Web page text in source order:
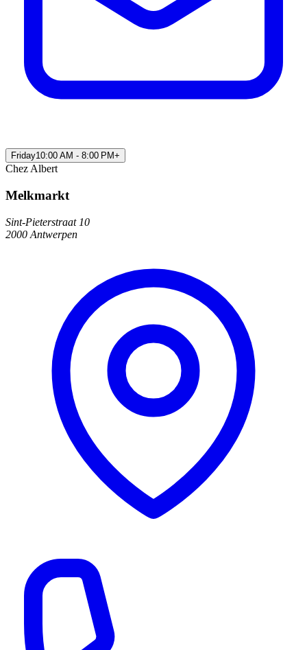
Friday10:00 AM - 8:00 PM+
Chez Albert
Melkmarkt
Sint-Pieterstraat 10
2000 Antwerpen